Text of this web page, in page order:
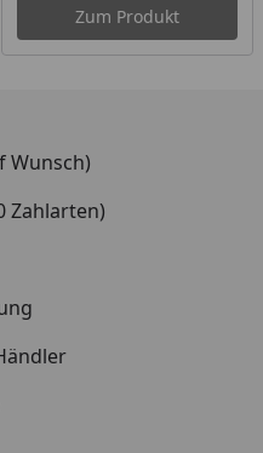
Zum Produkt
Wunsch)
Zahlarten)